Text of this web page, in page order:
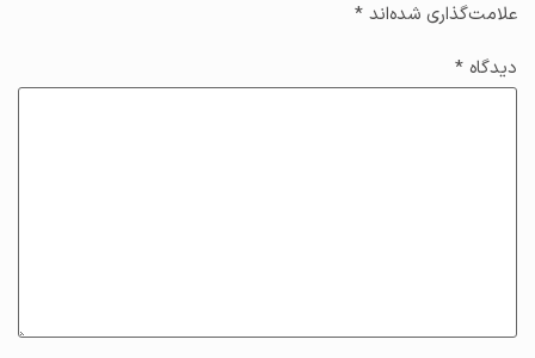
علامت‌گذاری شده‌اند *
دیدگاه *